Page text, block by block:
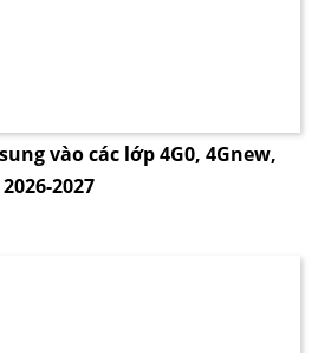
vào các lớp 4G0, 4Gnew,
2027